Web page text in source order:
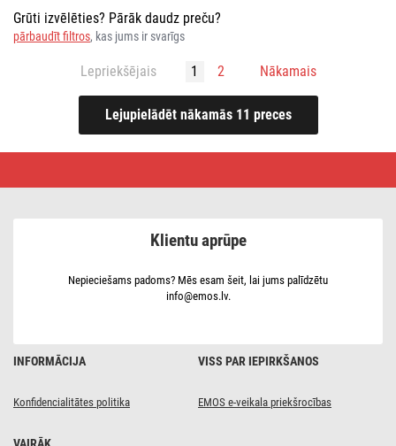
Grūti izvēlēties? Pārāk daudz preču?
pārbaudīt filtros, kas jums ir svarīgs
Lepriekšējais 1 2 Nākamais
INFORMĀCIJA
Konfidencialitātes politika
VISS PAR IEPIRKŠANOS
EMOS e-veikala priekšrocības
VAIRĀK
Klientu aprūpe
Nepieciešams padoms? Mēs esam šeit, lai jums palīdzētu
info@emos.lv.